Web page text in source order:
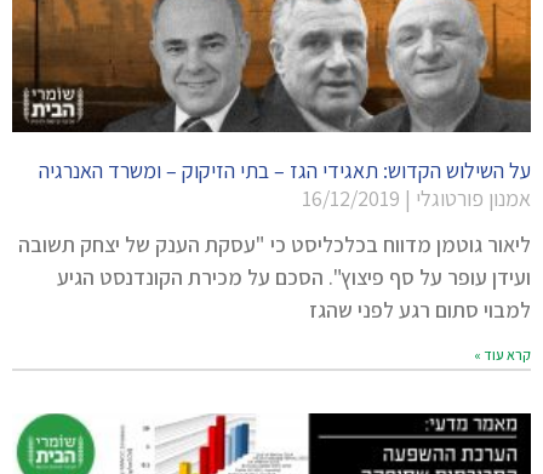
על השילוש הקדוש: תאגידי הגז – בתי הזיקוק – ומשרד האנרגיה
אמנון פורטוגלי
ליאור גוטמן מדווח בכלכליסט כי "עסקת הענק של יצחק תשובה
ועידן עופר על סף פיצוץ". הסכם על מכירת הקונדנסט הגיע
למבוי סתום רגע לפני שהגז
קרא עוד »